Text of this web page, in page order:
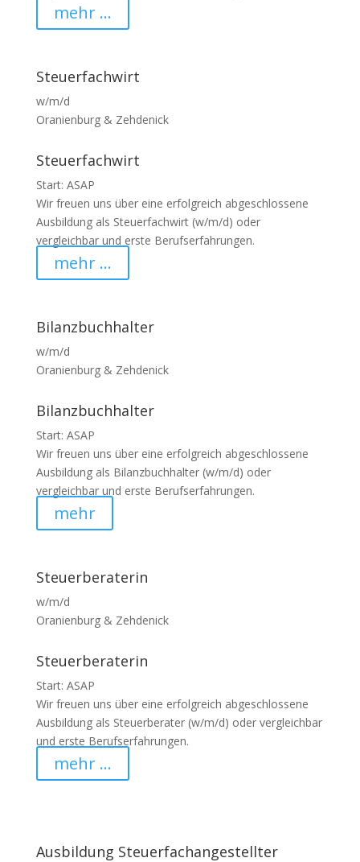
mehr ...
Steuerfachwirt
w/m/d
Oranienburg & Zehdenick
Steuerfachwirt
Start: ASAP
Wir freuen uns über eine erfolgreich abgeschlossene
Ausbildung als Steuerfachwirt (w/m/d) oder
vergleichbar und erste Berufserfahrungen.
mehr ...
Bilanzbuchhalter
w/m/d
Oranienburg & Zehdenick
Bilanzbuchhalter
Start: ASAP
Wir freuen uns über eine erfolgreich abgeschlossene
Ausbildung als Bilanzbuchhalter (w/m/d) oder
vergleichbar und erste Berufserfahrungen.
mehr
Steuerberaterin
w/m/d
Oranienburg & Zehdenick
Steuerberaterin
Start: ASAP
Wir freuen uns über eine erfolgreich abgeschlossene
Ausbildung als Steuerberater (w/m/d) oder vergleichbar
und erste Berufserfahrungen.
mehr ...
Ausbildung Steuerfachangestellter